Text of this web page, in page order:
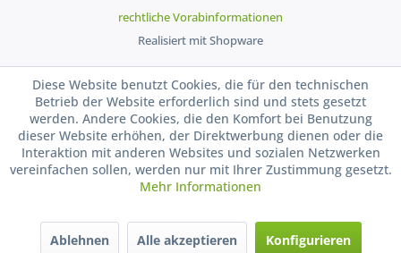
rechtliche Vorabinformationen
Realisiert mit Shopware
Diese Website benutzt Cookies, die für den technischen
Betrieb der Website erforderlich sind und stets gesetzt
werden. Andere Cookies, die den Komfort bei Benutzung
dieser Website erhöhen, der Direktwerbung dienen oder die
Interaktion mit anderen Websites und sozialen Netzwerken
vereinfachen sollen, werden nur mit Ihrer Zustimmung gesetzt.
Mehr Informationen
Ablehnen Alle akzeptieren Konfigurieren